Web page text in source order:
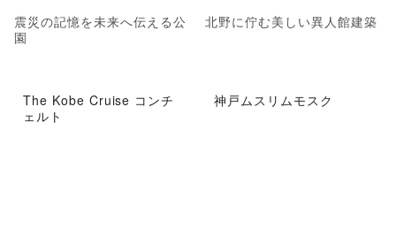
震災の記憶を未来へ伝える公
園
北野に佇む美しい異人館建築
The Kobe Cruise コンチ
ェルト
神戸ムスリムモスク